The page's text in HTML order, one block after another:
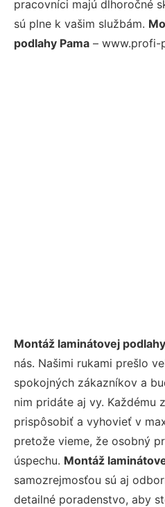
pracovníci majú dlhoročné
sú plne k vašim službám.
podlahy Pama – www.profi-
Montáž laminátovej
nás. Našimi rukami prešlo
spokojných zákazníkov a
nim pridáte aj vy. Každému
prispôsobiť a vyhovieť v
pretože vieme, že osobný
úspechu. Montáž
samozrejmosťou sú aj
detailné poradenstvo, aby